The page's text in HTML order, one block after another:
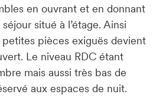
en ouvrant et en donnant
situé à l’étage. Ainsi
pièces exiguës devient
Le niveau RDC étant
mais aussi très bas de
aux espaces de nuit.